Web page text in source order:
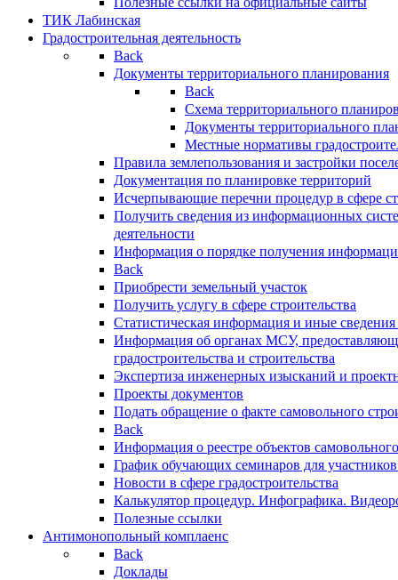
ТИК Лабинская
Градостроительная деятельность
Back
Документы территориального планирования
Back
Схема территориального
Документы территориального
Местные нормативы
Правила землепользования и застройки
Документация по планировке территорий
Исчерпывающие перечни процедур в сфере
Получить сведения из информационных
деятельности
Информация о порядке получения
Back
Приобрести земельный участок
Получить услугу в сфере строительства
Статистическая информация и иные сведения
Информация об органах МСУ,
градостроительства и строительства
Экспертиза инженерных изысканий и
Проекты документов
Подать обращение о факте самовольного
Back
Информация о реестре объектов
График обучающих семинаров для участников
Новости в сфере градостроительства
Калькулятор процедур. Инфографика.
Полезные ссылки
Антимонопольный комплаенс
Back
Доклады